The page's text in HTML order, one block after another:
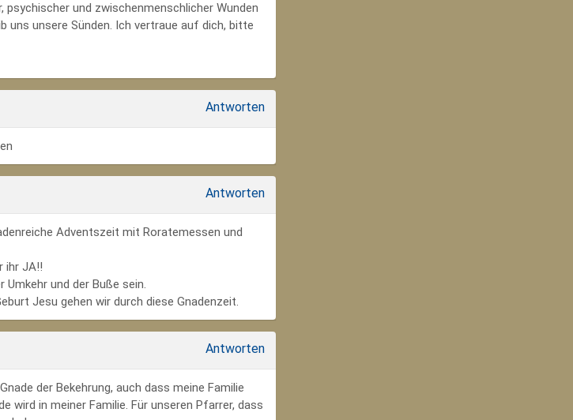
psychischer und zwischenmenschlicher Wunden
uns unsere Sünden. Ich vertraue auf dich, bitte
Antworten
Antworten
Adventszeit mit Roratemessen und
ihr JA!!
Umkehr und der Buße sein.
Jesu gehen wir durch diese Gnadenzeit.
Antworten
der Bekehrung, auch dass meine Familie
wird in meiner Familie. Für unseren Pfarrer, dass